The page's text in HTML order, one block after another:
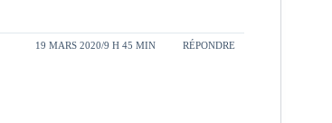
19 MARS 2020/9 H 45 MIN RÉPONDRE